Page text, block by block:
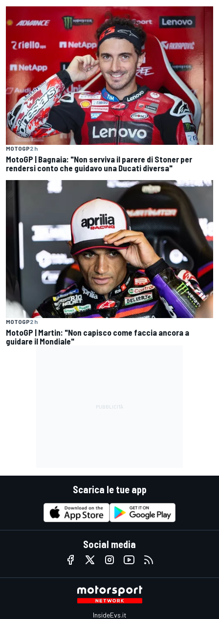
MOTOGP2 h
MotoGP | Bagnaia: "Non serviva il parere di Stoner per
rendersi conto che guidavo una Ducati diversa"
MOTOGP2 h
MotoGP | Martin: "Non capisco come faccia ancora a
guidare il Mondiale"
Scarica le tue app
Social media
InsideEvs.it